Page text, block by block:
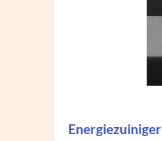
Energiezuiniger